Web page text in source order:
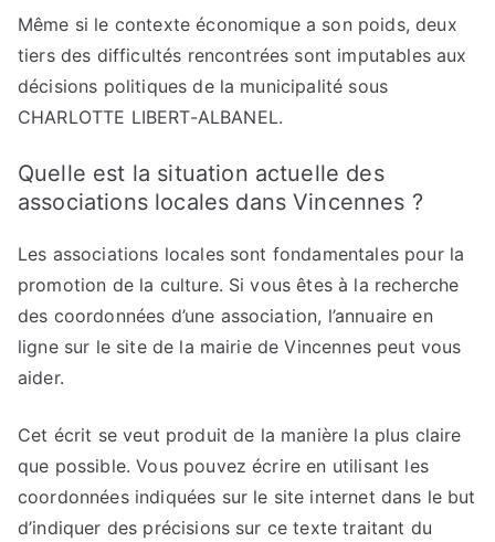
Même si le contexte économique a son poids, deux
tiers des difficultés rencontrées sont imputables aux
décisions politiques de la municipalité sous
CHARLOTTE LIBERT-ALBANEL.
Quelle est la situation actuelle des
associations locales dans Vincennes ?
Les associations locales sont fondamentales pour la
promotion de la culture. Si vous êtes à la recherche
des coordonnées d’une association, l’annuaire en
ligne sur le site de la mairie de Vincennes peut vous
aider.
Cet écrit se veut produit de la manière la plus claire
que possible. Vous pouvez écrire en utilisant les
coordonnées indiquées sur le site internet dans le but
d’indiquer des précisions sur ce texte traitant du